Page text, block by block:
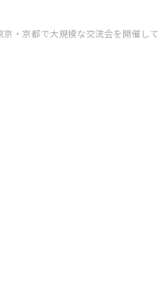
・京都で大規模な交流会を開催して